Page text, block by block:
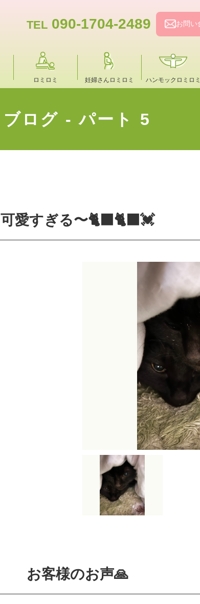
ロミロミ 妊婦さんロミロミ ハンモックロミロミ
TEL 090-1704-2489 お問い
ブログ - パート 5
可愛すぎる〜🐈‍⬛🐈‍⬛💓
お客様のお声🙏